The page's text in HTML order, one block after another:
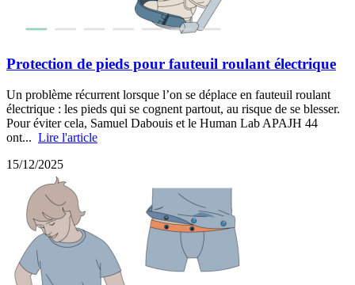
Protection de pieds pour fauteuil roulant électrique
Un problème récurrent lorsque l’on se déplace en fauteuil roulant
électrique : les pieds qui se cognent partout, au risque de se blesser.
Pour éviter cela, Samuel Dabouis et le Human Lab APAJH 44
ont... Lire l'article
15/12/2025